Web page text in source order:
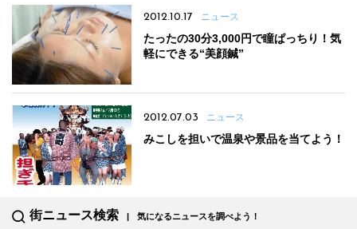
2012.10.17 ニュース
たったの30分3,000円で瞳ぱっちり！気
軽にできる“美顔鍼”
2012.07.03 ニュース
みこしを担いで温泉や景品を当てよう！
街ニュース検索 気になるニュースを調べよう！